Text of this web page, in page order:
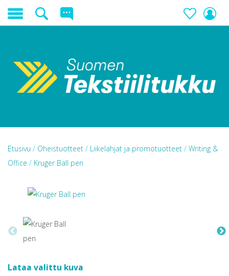
Etusivu / Oheistuotteet / Liikelahjat ja promotuotteet / Writing &
Office / Kruger Ball pen
Lataa valittu kuva